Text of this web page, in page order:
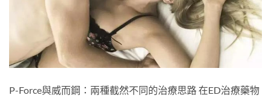
P-Force與威而鋼：兩種截然不同的治療思路 在ED治療藥物